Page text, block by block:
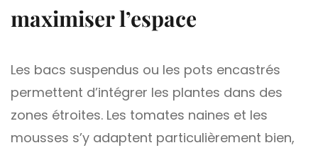
maximiser l’espace
Les bacs suspendus ou les pots encastrés
permettent d’intégrer les plantes dans des
zones étroites. Les tomates naines et les
mousses s’y adaptent particulièrement bien,